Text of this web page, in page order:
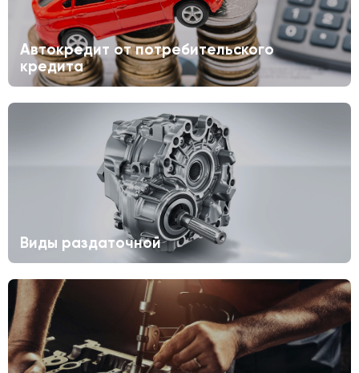
Автокредит от потребительского
кредита
Виды раздаточной